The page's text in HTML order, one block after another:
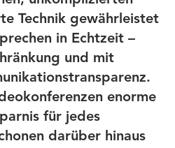
Technik gewährleistet
in Echtzeit –
und mit
enorme
für jedes
darüber hinaus